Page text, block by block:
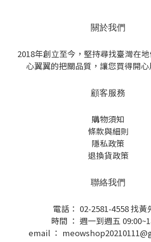
關於我們
2018年創立至今，堅持尋找臺灣在
心翼翼的把關品質，讓您買得開心
顧客服務
購物須知
條款與細則
隱私政策
退換貨政策
聯絡我們
電話： 02-2581-4558 找黃
時間 ： 週一到週五
email ：